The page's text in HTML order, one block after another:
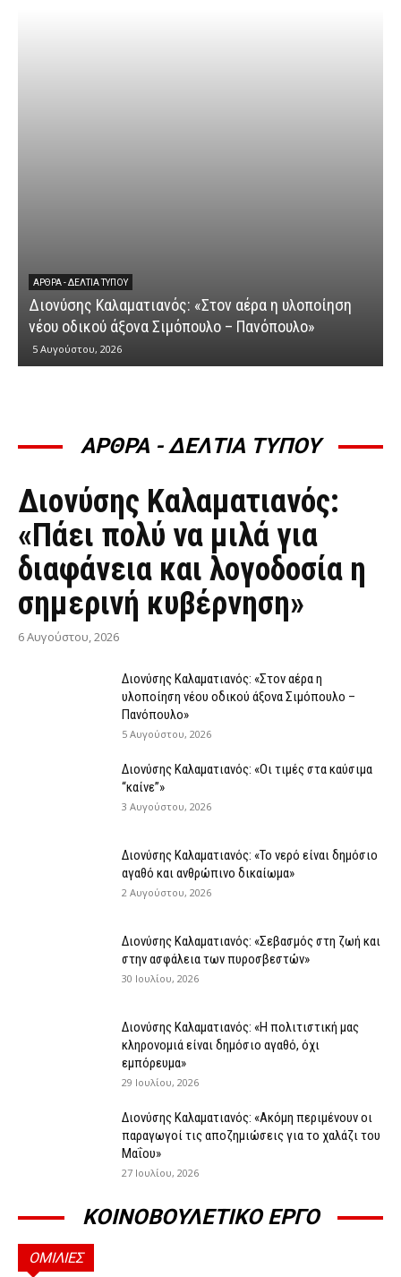
ΆΡΘΡΑ - ΔΕΛΤΊΑ ΤΎΠΟΥ
Διονύσης Καλαματιανός: «Στον αέρα η υλοποίηση
νέου οδικού άξονα Σιμόπουλο – Πανόπουλο»
5 Αυγούστου, 2026
ΑΡΘΡΑ - ΔΕΛΤΙΑ ΤΥΠΟΥ
ΆΡΘΡΑ - ΔΕΛΤΊΑ ΤΎΠΟΥ
Διονύσης Καλαματιανός:
«Πάει πολύ να μιλά για
διαφάνεια και λογοδοσία η
σημερινή κυβέρνηση»
6 Αυγούστου, 2026
Διονύσης Καλαματιανός: «Στον αέρα η
υλοποίηση νέου οδικού άξονα Σιμόπουλο –
Πανόπουλο»
5 Αυγούστου, 2026
Διονύσης Καλαματιανός: «Οι τιμές στα καύσιμα
“καίνε”»
3 Αυγούστου, 2026
Διονύσης Καλαματιανός: «Το νερό είναι δημόσιο
αγαθό και ανθρώπινο δικαίωμα»
2 Αυγούστου, 2026
Διονύσης Καλαματιανός: «Σεβασμός στη ζωή και
στην ασφάλεια των πυροσβεστών»
30 Ιουλίου, 2026
Διονύσης Καλαματιανός: «Η πολιτιστική μας
κληρονομιά είναι δημόσιο αγαθό, όχι
εμπόρευμα»
29 Ιουλίου, 2026
Διονύσης Καλαματιανός: «Ακόμη περιμένουν οι
παραγωγοί τις αποζημιώσεις για το χαλάζι του
Μαΐου»
27 Ιουλίου, 2026
ΚΟΙΝΟΒΟΥΛΕΤΙΚΟ ΕΡΓΟ
ΟΜΙΛΙΕΣ
ΟΜΙΛΊΕΣ